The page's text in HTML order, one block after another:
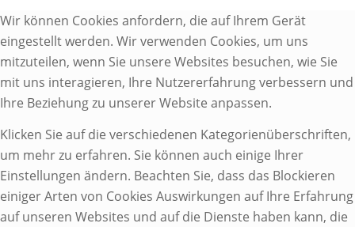
Wir können Cookies anfordern, die auf Ihrem Gerät
eingestellt werden. Wir verwenden Cookies, um uns
mitzuteilen, wenn Sie unsere Websites besuchen, wie Sie
mit uns interagieren, Ihre Nutzererfahrung verbessern und
Ihre Beziehung zu unserer Website anpassen.
Klicken Sie auf die verschiedenen Kategorienüberschriften,
um mehr zu erfahren. Sie können auch einige Ihrer
Einstellungen ändern. Beachten Sie, dass das Blockieren
einiger Arten von Cookies Auswirkungen auf Ihre Erfahrung
auf unseren Websites und auf die Dienste haben kann, die